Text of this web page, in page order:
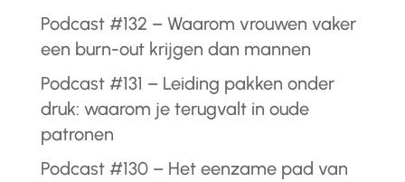
Podcast #132 – Waarom vrouwen vaker
een burn-out krijgen dan mannen
Podcast #131 – Leiding pakken onder
druk: waarom je terugvalt in oude
patronen
Podcast #130 – Het eenzame pad van